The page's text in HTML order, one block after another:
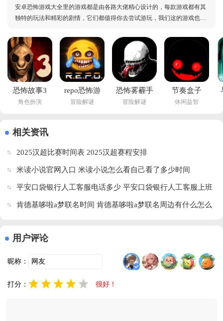
安卓恐怖游戏大全里的游戏都是由各路大佬精心设计的，每款游戏都有其
独特的玩法和精彩的剧情，它们都值得你去尝试游玩，我们这的游戏也会
怖恐怖游戏原来也能这么多彩，它们的玩法、营造恐怖氛围的方式能让你
很快的融入其中，快来试试这些好玩的恐怖游戏吧
恐怖故事3
女巫游戏
3)v1.0.0 安
角色扮演
repo恐怖游
戏手机版
冒险解谜
恐怖雾霾手
游下载安装
escape in a
scary ghost
器)v6.5 官
方版
冒险解谜
节奏盒子
encounter恐
最新版
休闲益智
相关资讯
2025汉超比赛时间表 2025汉超赛程安排
米读小说官网入口 米读小说怎么看自己看了多少时间
平安口袋银行人工客服电话多少 平安口袋银行人工客服上班
时间
肯德基哆啦a梦联名时间 肯德基哆啦a梦联名周边有什么怎么
用户评论
昵称：
打分： 很好！